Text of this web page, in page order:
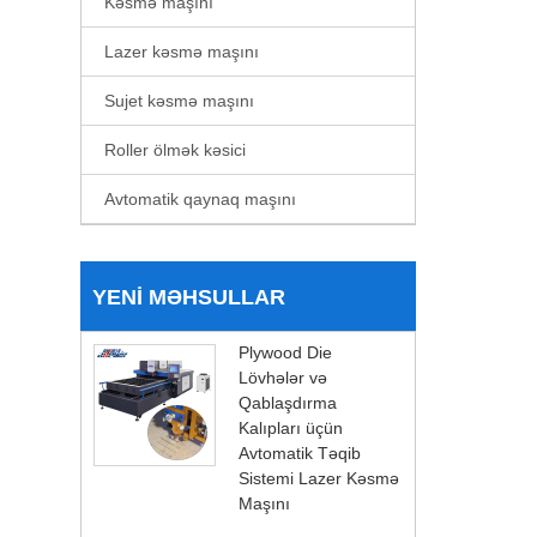
Lazer kəsmə maşını
Sujet kəsmə maşını
Roller ölmək kəsici
Avtomatik qaynaq maşını
YENI MƏHSULLAR
Plywood Die
Lövhələr və
Qablaşdırma
Kalıpları üçün
Avtomatik Təqib
Sistemi Lazer Kəsmə
Maşını